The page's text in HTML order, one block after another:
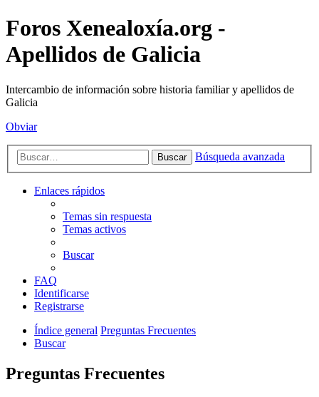
Foros Xenealoxía.org -
Apellidos de Galicia
Intercambio de información sobre historia familiar y apellidos de
Galicia
Obviar
Buscar Búsqueda avanzada
Enlaces rápidos
Temas sin respuesta
Temas activos
Buscar
FAQ
Identificarse
Registrarse
Índice general Preguntas Frecuentes
Buscar
Preguntas Frecuentes